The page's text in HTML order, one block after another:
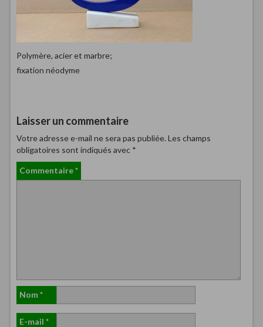
Polymère, acier et marbre;
fixation néodyme
Laisser un commentaire
Votre adresse e-mail ne sera pas publiée. Les champs
obligatoires sont indiqués avec *
Commentaire*
Nom*
E-mail *